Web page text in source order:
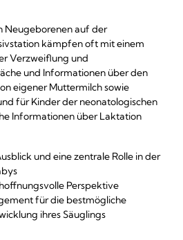
Neugeborenen auf der
kämpfen oft mit einem
Verzweiflung und
und Informationen über den
eigener Muttermilch sowie
für Kinder der neonatologischen
Informationen über Laktation
und eine zentrale Rolle in der
Perspektive
für die bestmögliche
ihres Säuglings